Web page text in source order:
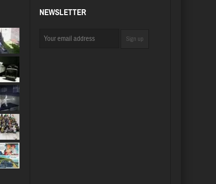
NEWSLETTER